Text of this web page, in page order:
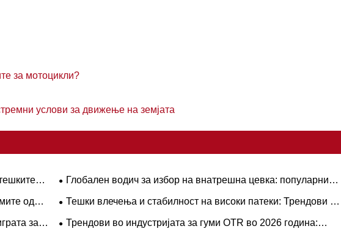
за мотоцикли?
услови за движење на земјата
Глобален водич за избор на внатрешна цевка: популарни
големини и апликации засновани на сценарија за природна
од
прекини
Тешки влечења и стабилност на високи патеки: Трендови за
побарувачка на гумени гуми за камиони и оперативен водич
за
Трендови во индустријата за гуми OTR во 2026 година: